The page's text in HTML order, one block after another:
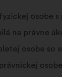
osobe
na právne
osobe so